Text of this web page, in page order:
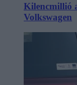
Kilencmillió
Volkswagen